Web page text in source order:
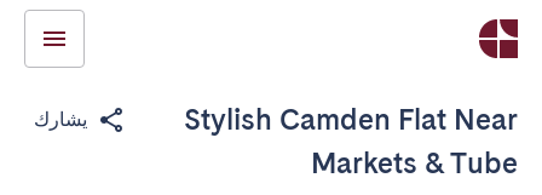
Stylish Camden Flat Near
Markets & Tube
يشارك